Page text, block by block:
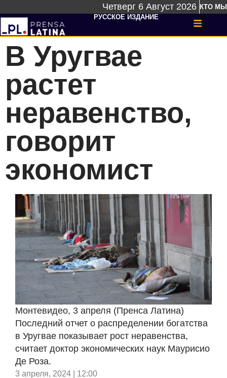
Четверг 6 Август 2026 КТО МЫ
РУССКОЕ ИЗДАНИЕ
В Уругвае
растет
неравенство,
говорит
экономист
Монтевидео, 3 апреля (Пренса Латина)
Последний отчет о распределении богатства
в Уругвае показывает рост неравенства,
считает доктор экономических наук Маурисио
Де Роза.
3 апреля, 2024 | 12:00